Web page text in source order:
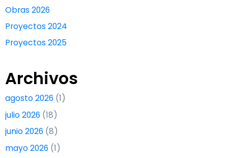
Obras 2026
Proyectos 2024
Proyectos 2025
Archivos
agosto 2026 (1)
julio 2026 (18)
junio 2026 (8)
mayo 2026 (1)